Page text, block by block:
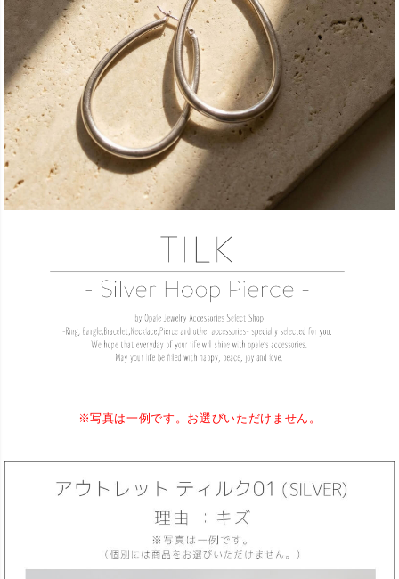
※写真は一例です。お選びいただけません。